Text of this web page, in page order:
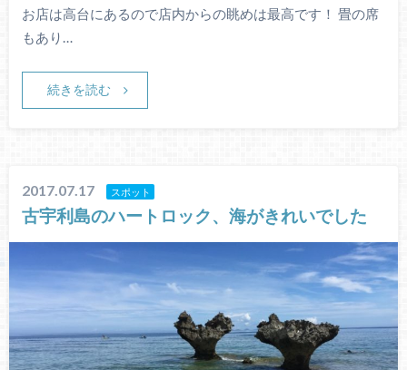
お店は高台にあるので店内からの眺めは最高です！ 畳の席
もあり…
続きを読む
2017.07.17 スポット
古宇利島のハートロック、海がきれいでした